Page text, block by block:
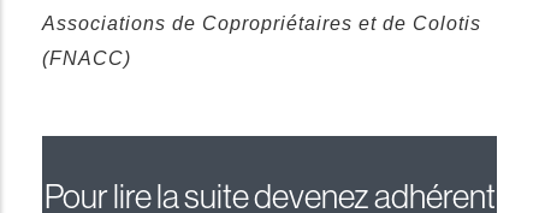
Associations de Copropriétaires et de Colotis
(FNACC)
Pour lire la suite devenez adhérent